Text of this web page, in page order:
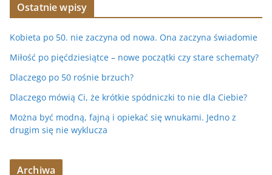
Ostatnie wpisy
Kobieta po 50. nie zaczyna od nowa. Ona zaczyna świadomie
Miłość po pięćdziesiątce – nowe początki czy stare schematy?
Dlaczego po 50 rośnie brzuch?
Dlaczego mówią Ci, że krótkie spódniczki to nie dla Ciebie?
Można być modną, fajną i opiekać się wnukami. Jedno z
drugim się nie wyklucza
Archiwa